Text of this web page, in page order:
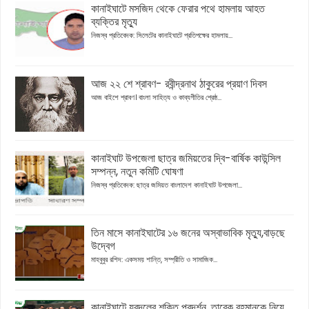
কানাইঘাটে মসজিদ থেকে ফেরার পথে হামলায় আহত
ব্যক্তির মৃত্যু
নিজস্ব প্রতিবেদক: সিলেটের কানাইঘাটে প্রতিপক্ষের হামলায়...
আজ ২২ শে শ্রাবণ- রবীন্দ্রনাথ ঠাকুরের প্রয়াণ দিবস
আজ বাইশে শ্রাবণ। বাংলা সাহিত্য ও কাব্যগীতির শ্রেষ্ঠ...
কানাইঘাট উপজেলা ছাত্র জমিয়তের দ্বি-বার্ষিক কাউন্সিল
সম্পন্ন, নতুন কমিটি ঘোষণা
নিজস্ব প্রতিবেদক: ছাত্র জমিয়ত বাংলাদেশ কানাইঘাট উপজেলা...
তিন মাসে কানাইঘাটের ১৬ জনের অস্বাভাবিক মৃত্যু,বাড়ছে
উদ্বেগ
মাহবুবুর রশিদ: একসময় শান্তি, সম্প্রীতি ও সামাজিক...